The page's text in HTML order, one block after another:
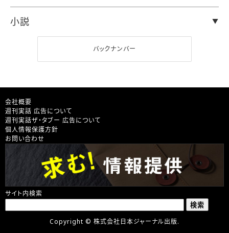
小説
バックナンバー
会社概要
週刊実話 広告について
週刊実話ザ・タブー 広告について
個人情報保護方針
お問い合わせ
サイト内検索
Copyright © 株式会社日本ジャーナル出版.